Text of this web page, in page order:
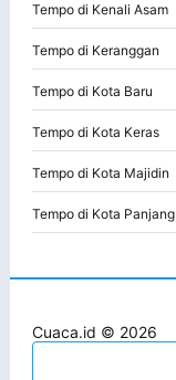
Tempo di Kenali Asam
Tempo di Keranggan
Tempo di Kota Baru
Tempo di Kota Keras
Tempo di Kota Majidin
Tempo di Kota Panjang
Cuaca.id © 2026